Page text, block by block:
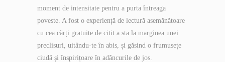
moment de intensitate pentru a purta întreaga
poveste. A fost o experiență de lectură asemănătoare
cu cea cărți gratuite de citit a sta la marginea unei
preclisuri, uitându-te în abis, și găsind o frumusețe
ciudă și înspirițoare în adâncurile de jos.